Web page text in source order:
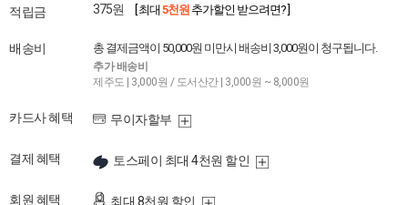
적립금 375원 [ 최대 5천원 추가할인 받으려면? ]
배송비 총 결제금액이 50,000원 미만시 배송비 3,000원이 청구됩니다.
추가 배송비
제주도 | 3,000원 / 도서산간 | 3,000원 ~ 8,000원
카드사 혜택 무이자할부
결제 혜택 토스페이 최대 4천원 할인
회원 혜택 최대 8천원 할인